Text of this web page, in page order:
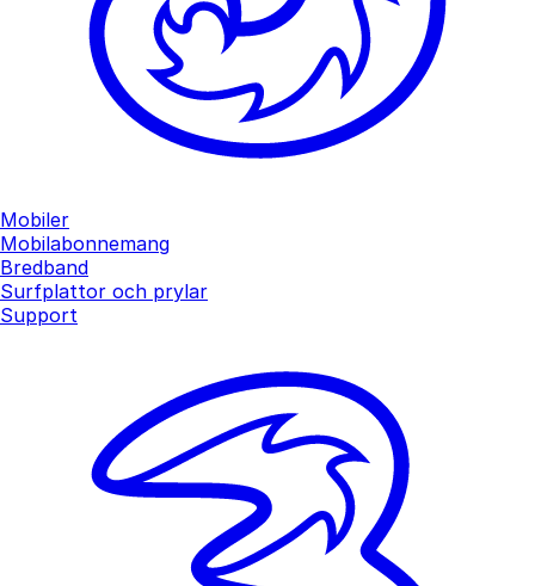
Mobiler
Mobilabonnemang
Bredband
Surfplattor och prylar
Support